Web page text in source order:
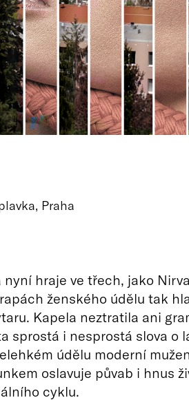
Praha
nyní hraje ve třech, jako
ženského údělu tak
Kapela neztratila ani
sprostá i nesprostá slova o
údělu moderní
oslavuje půvab i hnus
cyklu.